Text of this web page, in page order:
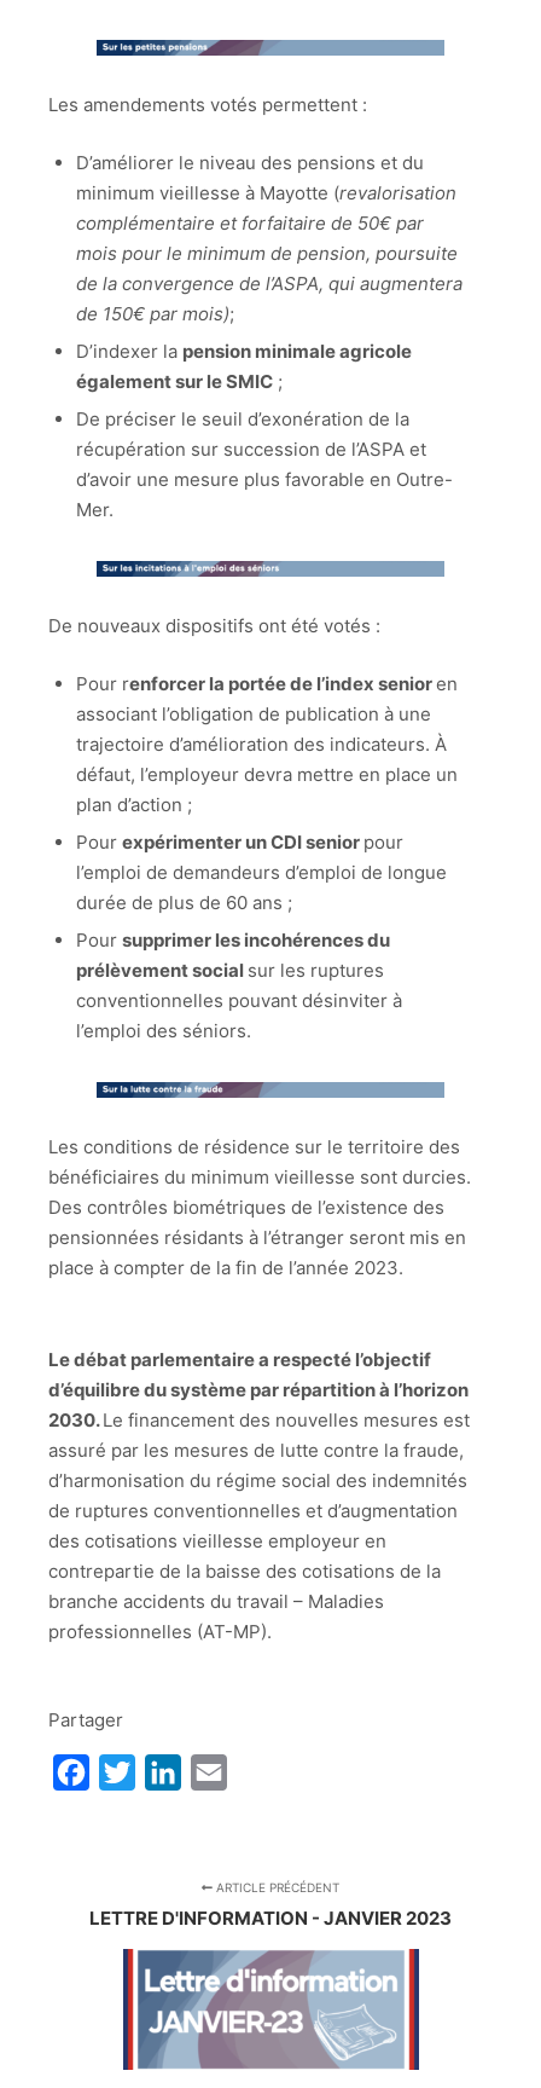
Les amendements votés permettent :
D’améliorer le niveau des pensions et du
minimum vieillesse à Mayotte (revalorisation
complémentaire et forfaitaire de 50€ par
mois pour le minimum de pension, poursuite
de la convergence de l’ASPA, qui augmentera
de 150€ par mois);
D’indexer la pension minimale agricole
également sur le SMIC;
De préciser le seuil d’exonération de la
récupération sur succession de l’ASPA et
d’avoir une mesure plus favorable en Outre-
Mer.
De nouveaux dispositifs ont été votés :
Pour renforcer la portée de l’index senioren
associant l’obligation de publication à une
trajectoire d’amélioration des indicateurs. À
défaut, l’employeur devra mettre en place un
plan d’action ;
Pour expérimenter un CDI senior pour
l’emploi de demandeurs d’emploi de longue
durée de plus de 60 ans ;
Pour supprimer les incohérences du
prélèvement social sur les ruptures
conventionnelles pouvant désinviter à
l’emploi des séniors.
Les conditions de résidence sur le territoire des
bénéficiaires du minimum vieillesse sont durcies.
Des contrôles biométriques de l’existence des
pensionnées résidants à l’étranger seront mis en
place à compter de la fin de l’année 2023.
Le débat parlementaire a respecté l’objectif
d’équilibre du système par répartition à l’horizon
2030.Le financement des nouvelles mesures est
assuré par les mesures de lutte contre la fraude,
d’harmonisation du régime social des indemnités
de ruptures conventionnelles et d’augmentation
des cotisations vieillesse employeur en
contrepartie de la baisse des cotisations de la
branche accidents du travail – Maladies
professionnelles (AT-MP).
Partager
FacebookTwitterLinkedIn
ARTICLE PRÉCÉDENT
LETTRE D'INFORMATION - JANVIER 2023